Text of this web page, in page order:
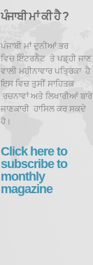
ਪੰਜਾਬੀ ਮਾਂ ਕੀ ਹੈ ?
ਪੰਜਾਬੀ ਮਾਂ ਦੁਨੀਆਂ ਭਰ
ਵਿਚ ਇੰਟਰਨੈਟ ਤੇ ਪਡ਼੍ਹੀ ਜਾਣ
ਵਾਲੀ ਮਹੀਨਾਵਾਰ ਪਤ੍ਰਿਕਾ ਹੈ |
ਇਸ ਵਿਚ ਤੁਸੀਂ ਸਾਹਿਤਕ
ਰਚਨਾਵਾਂ ਅਤੇ ਲਿਖਾਰੀਆਂ ਬਾਰੇ
ਜਾਣਕਾਰੀ ਹਾਸਿਲ ਕਰ ਸਕਦੇ
ਹੋ।
Click here to
subscribe to
monthly
magazine